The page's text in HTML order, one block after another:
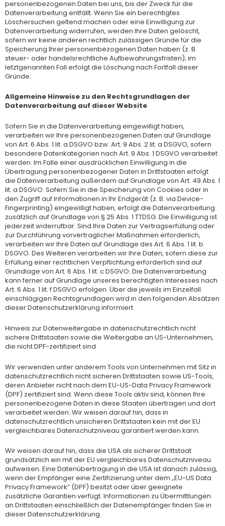
personenbezogenen Daten bei uns, bis der Zweck für die
Datenverarbeitung entfällt. Wenn Sie ein berechtigtes
Löschersuchen geltend machen oder eine Einwilligung zur
Datenverarbeitung widerrufen, werden Ihre Daten gelöscht,
sofern wir keine anderen rechtlich zulässigen Gründe für die
Speicherung Ihrer personenbezogenen Daten haben (z. B.
steuer- oder handelsrechtliche Aufbewahrungsfristen); im
letztgenannten Fall erfolgt die Löschung nach Fortfall dieser
Gründe.
Allgemeine Hinweise zu den Rechtsgrundlagen der
Datenverarbeitung auf dieser Website
Sofern Sie in die Datenverarbeitung eingewilligt haben,
verarbeiten wir Ihre personenbezogenen Daten auf Grundlage
von Art. 6 Abs. 1 lit. a DSGVO bzw. Art. 9 Abs. 2 lit. a DSGVO, sofern
besondere Datenkategorien nach Art. 9 Abs. 1 DSGVO verarbeitet
werden. Im Falle einer ausdrücklichen Einwilligung in die
Übertragung personenbezogener Daten in Drittstaaten erfolgt
die Datenverarbeitung außerdem auf Grundlage von Art. 49 Abs. 1
lit. a DSGVO. Sofern Sie in die Speicherung von Cookies oder in
den Zugriff auf Informationen in Ihr Endgerät (z. B. via Device-
Fingerprinting) eingewilligt haben, erfolgt die Datenverarbeitung
zusätzlich auf Grundlage von § 25 Abs. 1 TTDSG. Die Einwilligung ist
jederzeit widerrufbar. Sind Ihre Daten zur Vertragserfüllung oder
zur Durchführung vorvertraglicher Maßnahmen erforderlich,
verarbeiten wir Ihre Daten auf Grundlage des Art. 6 Abs. 1 lit. b
DSGVO. Des Weiteren verarbeiten wir Ihre Daten, sofern diese zur
Erfüllung einer rechtlichen Verpflichtung erforderlich sind auf
Grundlage von Art. 6 Abs. 1 lit. c DSGVO. Die Datenverarbeitung
kann ferner auf Grundlage unseres berechtigten Interesses nach
Art. 6 Abs. 1 lit. f DSGVO erfolgen. Über die jeweils im Einzelfall
einschlägigen Rechtsgrundlagen wird in den folgenden Absätzen
dieser Datenschutzerklärung informiert.
Hinweis zur Datenweitergabe in datenschutzrechtlich nicht
sichere Drittstaaten sowie die Weitergabe an US-Unternehmen,
die nicht DPF-zertifiziert sind
Wir verwenden unter anderem Tools von Unternehmen mit Sitz in
datenschutzrechtlich nicht sicheren Drittstaaten sowie US-Tools,
deren Anbieter nicht nach dem EU-US-Data Privacy Framework
(DPF) zertifiziert sind. Wenn diese Tools aktiv sind, können Ihre
personenbezogene Daten in diese Staaten übertragen und dort
verarbeitet werden. Wir weisen darauf hin, dass in
datenschutzrechtlich unsicheren Drittstaaten kein mit der EU
vergleichbares Datenschutzniveau garantiert werden kann.
Wir weisen darauf hin, dass die USA als sicherer Drittstaat
grundsätzlich ein mit der EU vergleichbares Datenschutzniveau
aufweisen. Eine Datenübertragung in die USA ist danach zulässig,
wenn der Empfänger eine Zertifizierung unter dem „EU-US Data
Privacy Framework“ (DPF) besitzt oder über geeignete
zusätzliche Garantien verfügt. Informationen zu Übermittlungen
an Drittstaaten einschließlich der Datenempfänger finden Sie in
dieser Datenschutzerklärung.